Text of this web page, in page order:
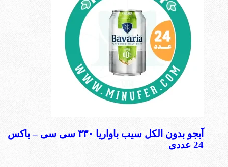
آبجو بدون الکل سیب باواریا ۳۳۰ سی سی – باکس
24 عددی